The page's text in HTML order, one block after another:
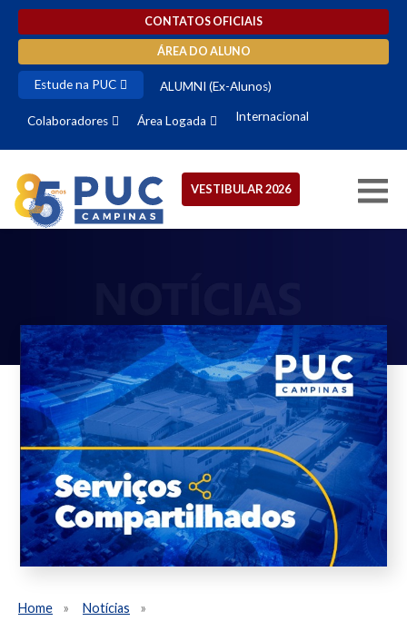
CONTATOS OFICIAIS
ÁREA DO ALUNO
Estude na PUC ALUMNI (Ex-Alunos)
Colaboradores Área Logada Internacional
VESTIBULAR 2026
Home
Notícias